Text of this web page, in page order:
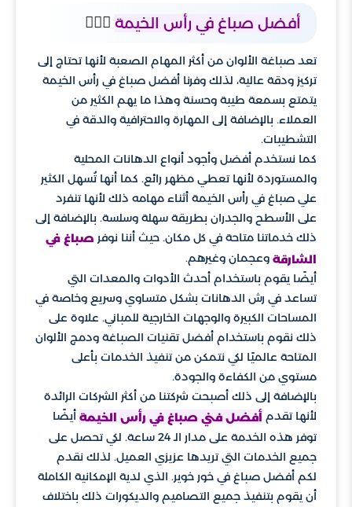
أفضل صباغ في رأس الخيمة 👷🏼‍♂️
تعد صباغة الألوان من أكثر المهام الصعبة لأنها تحتاج إلى
تركيز ودقة عالية، لذلك وفرنا أفضل صباغ في رأس الخيمة
يتمتع بسمعة طيبة وحسنة وهذا ما يهم الكثير من
العملاء. بالإضافة إلى المهارة والاحترافية والدقة في
التشطيبات.
كما نستخدم أفضل وأجود أنواع الدهانات المحلية
والمستوردة لأنها تعطي مظهر رائع. كما أنها تُسهل الكثير
علي صباغ في رأس الخيمة أثناء مهامه ذلك لأنها تنفرد
على الأسطح والجدران بطريقة سهلة وسلسة. بالإضافة إلى
ذلك خدماتنا متاحة في كل مكان. حيث أننا نوفر صباغ في
الشارقة وعجمان وغيرهم.
أيضًا يقوم باستخدام أحدث الأدوات والمعدات التي
تساعد في رش الدهانات بشكل متساوي وسريع وخاصة في
المساحات الكبيرة والوجهات الخارجية للمباني. علاوة على
ذلك نقوم باستخدام أفضل تقنيات الصباغة ودمج الألوان
المتاحة عالميًا لكي نتمكن من تنفيذ الخدمات بأعلى
مستوي من الكفاءة والجودة.
بالإضافة إلى ذلك أصبحت شركتنا من أكثر الشركات الرائدة
لأنها تقدم أفضل فني صباغ في رأس الخيمة أيضًا
توفر هذه الخدمة على مدار الـ 24 ساعة. لكي تحصل على
جميع الخدمات التي تريدها عزيزي العميل. لذلك نقدم
لكم أفضل صباغ في خور خوير. الذي لدية الإمكانية الكاملة
أن يقوم بتنفيذ جميع التصاميم والديكورات ذلك باختلاف